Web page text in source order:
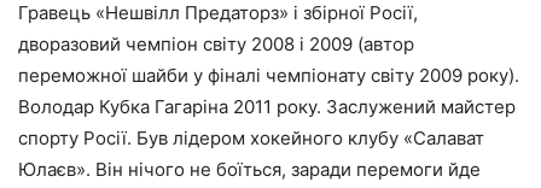
Гравець «Нешвілл Предаторз» і збірної Росії,
дворазовий чемпіон світу 2008 і 2009 (автор
переможної шайби у фіналі чемпіонату світу 2009 року).
Володар Кубка Гагаріна 2011 року. Заслужений майстер
спорту Росії. Був лідером хокейного клубу «Салават
Юлаєв». Він нічого не боїться, заради перемоги йде